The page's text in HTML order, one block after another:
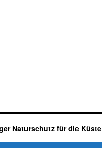
Naturschutz für die Küste